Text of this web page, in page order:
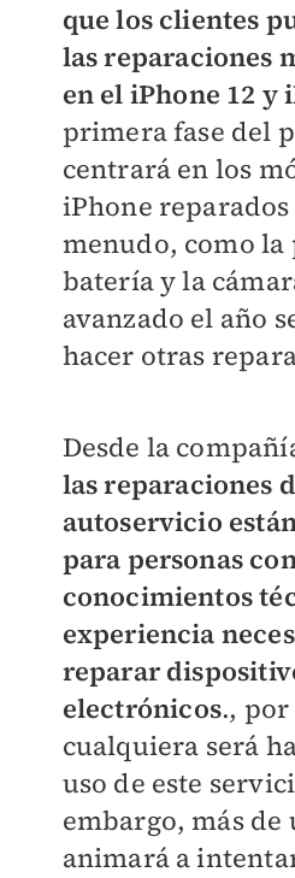
que los clientes
las reparaciones
en el iPhone 12 y
primera fase del
centrará en los
iPhone reparados
menudo, como
batería y la
avanzado el año
hacer otras
Desde la
las reparaciones
autoservicio
para personas
conocimientos
experiencia
reparar
electrónicos., por
cualquiera será
uso de este
embargo, más de
animará a